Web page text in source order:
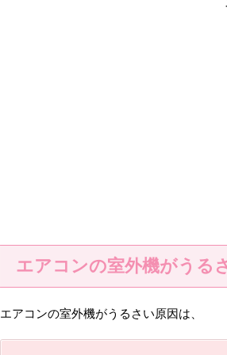
エアコンの室外機がうる
エアコンの室外機がうるさい原因は、